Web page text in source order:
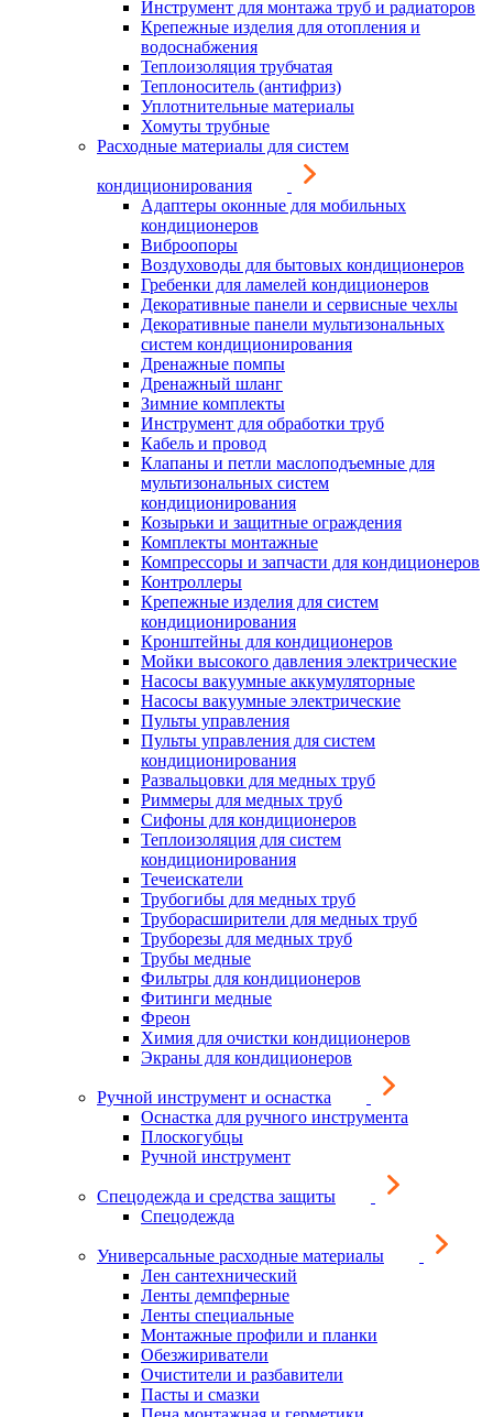
Инструмент для монтажа труб и радиаторов
Крепежные изделия для отопления и
водоснабжения
Теплоизоляция трубчатая
Теплоноситель (антифриз)
Уплотнительные материалы
Хомуты трубные
Расходные материалы для систем
кондиционирования
Адаптеры оконные для мобильных
кондиционеров
Виброопоры
Воздуховоды для бытовых кондиционеров
Гребенки для ламелей кондиционеров
Декоративные панели и сервисные чехлы
Декоративные панели мультизональных
систем кондиционирования
Дренажные помпы
Дренажный шланг
Зимние комплекты
Инструмент для обработки труб
Кабель и провод
Клапаны и петли маслоподъемные для
мультизональных систем
кондиционирования
Козырьки и защитные ограждения
Комплекты монтажные
Компрессоры и запчасти для кондиционеров
Контроллеры
Крепежные изделия для систем
кондиционирования
Кронштейны для кондиционеров
Мойки высокого давления электрические
Насосы вакуумные аккумуляторные
Насосы вакуумные электрические
Пульты управления
Пульты управления для систем
кондиционирования
Развальцовки для медных труб
Риммеры для медных труб
Сифоны для кондиционеров
Теплоизоляция для систем
кондиционирования
Течеискатели
Трубогибы для медных труб
Труборасширители для медных труб
Труборезы для медных труб
Трубы медные
Фильтры для кондиционеров
Фитинги медные
Фреон
Химия для очистки кондиционеров
Экраны для кондиционеров
Ручной инструмент и оснастка
Оснастка для ручного инструмента
Плоскогубцы
Ручной инструмент
Спецодежда и средства защиты
Спецодежда
Универсальные расходные материалы
Лен сантехнический
Ленты демпферные
Ленты специальные
Монтажные профили и планки
Обезжириватели
Очистители и разбавители
Пасты и смазки